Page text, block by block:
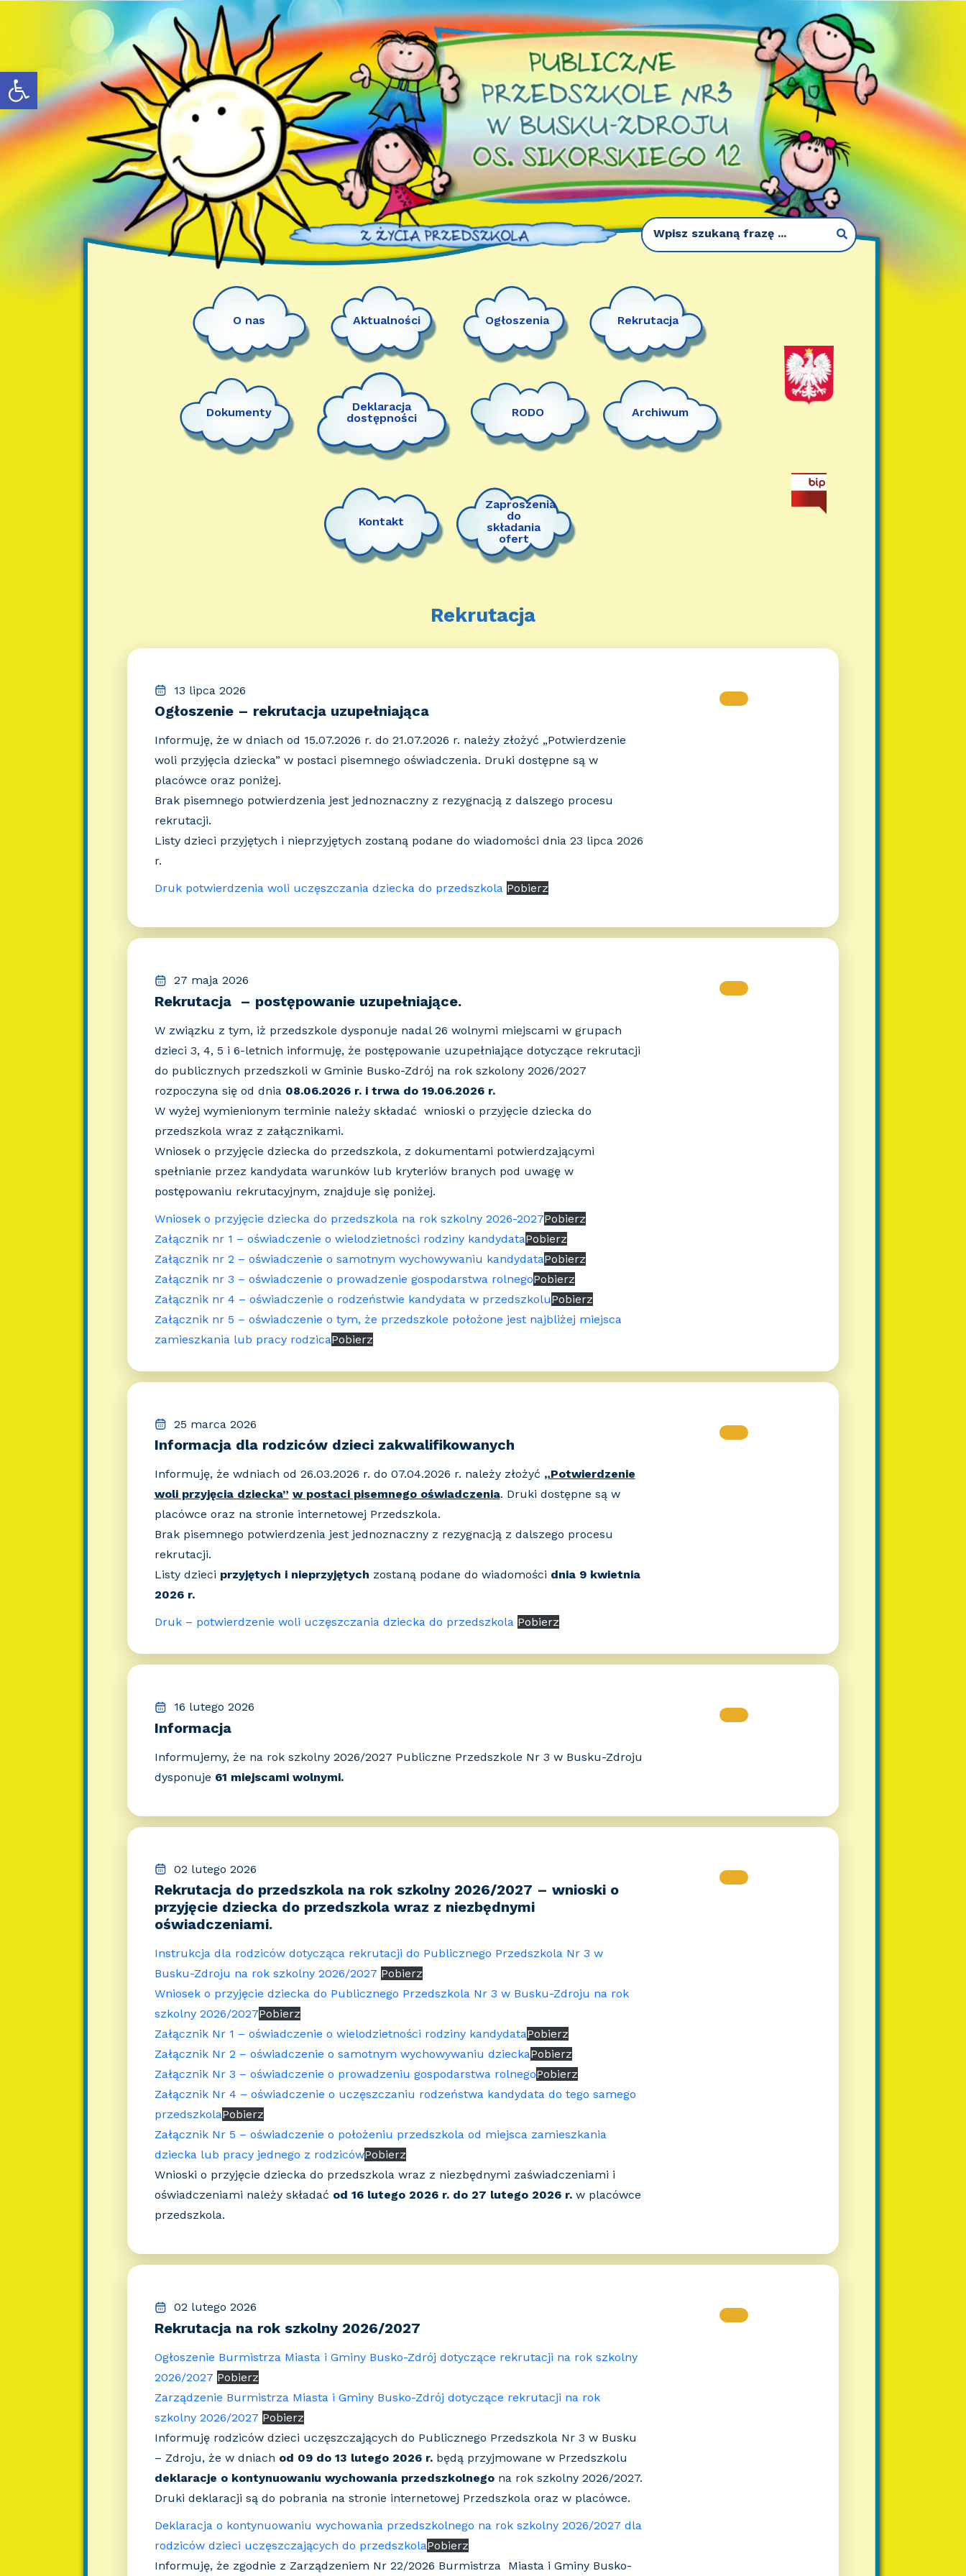
Otwórz pasek narzędzi
O nas Aktualności Ogłoszenia Rekrutacja
Dokumenty
Deklaracja
dostępności
RODO Archiwum
Kontakt
Zaproszenia
do
składania
ofert
Rekrutacja
13 lipca 2026
Ogłoszenie – rekrutacja uzupełniająca
Informuję, że w dniach od 15.07.2026 r. do 21.07.2026 r. należy złożyć „Potwierdzenie
woli przyjęcia dziecka” w postaci pisemnego oświadczenia. Druki dostępne są w
placówce oraz poniżej.
Brak pisemnego potwierdzenia jest jednoznaczny z rezygnacją z dalszego procesu
rekrutacji.
Listy dzieci przyjętych i nieprzyjętych zostaną podane do wiadomości dnia 23 lipca 2026
r.
Druk potwierdzenia woli uczęszczania dziecka do przedszkola Pobierz
27 maja 2026
Rekrutacja – postępowanie uzupełniające.
W związku z tym, iż przedszkole dysponuje nadal 26 wolnymi miejscami w grupach
dzieci 3, 4, 5 i 6-letnich informuję, że postępowanie uzupełniające dotyczące rekrutacji
do publicznych przedszkoli w Gminie Busko-Zdrój na rok szkolony 2026/2027
rozpoczyna się od dnia 08.06.2026 r. i trwa do 19.06.2026 r.
W wyżej wymienionym terminie należy składać wnioski o przyjęcie dziecka do
przedszkola wraz z załącznikami.
Wniosek o przyjęcie dziecka do przedszkola, z dokumentami potwierdzającymi
spełnianie przez kandydata warunków lub kryteriów branych pod uwagę w
postępowaniu rekrutacyjnym, znajduje się poniżej.
Wniosek o przyjęcie dziecka do przedszkola na rok szkolny 2026-2027Pobierz
Załącznik nr 1 – oświadczenie o wielodzietności rodziny kandydataPobierz
Załącznik nr 2 – oświadczenie o samotnym wychowywaniu kandydataPobierz
Załącznik nr 3 – oświadczenie o prowadzenie gospodarstwa rolnegoPobierz
Załącznik nr 4 – oświadczenie o rodzeństwie kandydata w przedszkoluPobierz
Załącznik nr 5 – oświadczenie o tym, że przedszkole położone jest najbliżej miejsca
zamieszkania lub pracy rodzicaPobierz
25 marca 2026
Informacja dla rodziców dzieci zakwalifikowanych
Informuję, że wdniach od 26.03.2026 r. do 07.04.2026 r. należy złożyć „Potwierdzenie
woli przyjęcia dziecka” w postaci pisemnego oświadczenia. Druki dostępne są w
placówce oraz na stronie internetowej Przedszkola.
Brak pisemnego potwierdzenia jest jednoznaczny z rezygnacją z dalszego procesu
rekrutacji.
Listy dzieci przyjętych i nieprzyjętych zostaną podane do wiadomości dnia 9 kwietnia
2026 r.
Druk – potwierdzenie woli uczęszczania dziecka do przedszkola Pobierz
16 lutego 2026
Informacja
Informujemy, że na rok szkolny 2026/2027 Publiczne Przedszkole Nr 3 w Busku-Zdroju
dysponuje 61 miejscami wolnymi.
02 lutego 2026
Rekrutacja do przedszkola na rok szkolny 2026/2027 – wnioski o
przyjęcie dziecka do przedszkola wraz z niezbędnymi
oświadczeniami.
Instrukcja dla rodziców dotycząca rekrutacji do Publicznego Przedszkola Nr 3 w
Busku-Zdroju na rok szkolny 2026/2027 Pobierz
Wniosek o przyjęcie dziecka do Publicznego Przedszkola Nr 3 w Busku-Zdroju na rok
szkolny 2026/2027Pobierz
Załącznik Nr 1 – oświadczenie o wielodzietności rodziny kandydataPobierz
Załącznik Nr 2 – oświadczenie o samotnym wychowywaniu dzieckaPobierz
Załącznik Nr 3 – oświadczenie o prowadzeniu gospodarstwa rolnegoPobierz
Załącznik Nr 4 – oświadczenie o uczęszczaniu rodzeństwa kandydata do tego samego
przedszkolaPobierz
Załącznik Nr 5 – oświadczenie o położeniu przedszkola od miejsca zamieszkania
dziecka lub pracy jednego z rodzicówPobierz
Wnioski o przyjęcie dziecka do przedszkola wraz z niezbędnymi zaświadczeniami i
oświadczeniami należy składać od 16 lutego 2026 r. do 27 lutego 2026 r.w placówce
przedszkola.
02 lutego 2026
Rekrutacja na rok szkolny 2026/2027
Ogłoszenie Burmistrza Miasta i Gminy Busko-Zdrój dotyczące rekrutacji na rok szkolny
2026/2027 Pobierz
Zarządzenie Burmistrza Miasta i Gminy Busko-Zdrój dotyczące rekrutacji na rok
szkolny 2026/2027 Pobierz
Informuję rodziców dzieci uczęszczających do Publicznego Przedszkola Nr 3 w Busku
– Zdroju, że w dniach od 09 do 13 lutego 2026 r. będą przyjmowane w Przedszkolu
deklaracje o kontynuowaniu wychowania przedszkolnegona rok szkolny 2026/2027.
Druki deklaracji są do pobrania na stronie internetowej Przedszkola oraz w placówce.
Deklaracja o kontynuowaniu wychowania przedszkolnego na rok szkolny 2026/2027 dla
rodziców dzieci uczęszczających do przedszkolaPobierz
Informuję, że zgodnie z Zarządzeniem Nr 22/2026 Burmistrza Miasta i Gminy Busko-